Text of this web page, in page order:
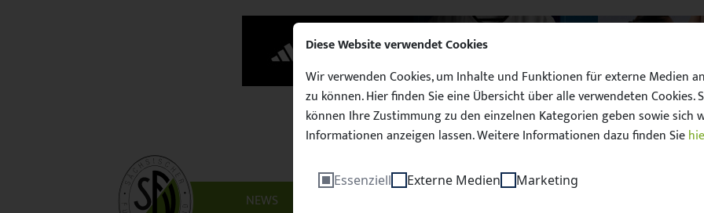
Unser
NEWS
Diese Website verwendet Cookies
Wir verwenden Cookies, um Inhalte und Funktionen für externe Medien
zu können. Hier finden Sie eine Übersicht über alle verwendeten Cookies.
können Ihre Zustimmung zu den einzelnen Kategorien geben sowie sich
Informationen anzeigen lassen. Weitere Informationen dazu finden Sie
Essenziell Externe Medien Marketing